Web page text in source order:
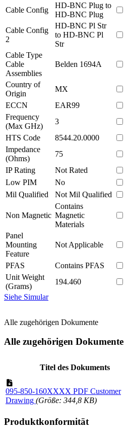
Cable Config
HD-BNC Plug to
HD-BNC Plug
Cable Config
2
HD-BNC Pl Str
to HD-BNC Pl
Str
Cable Type
Cable
Assemblies
Belden 1694A
Country of
Origin
MX
ECCN
EAR99
Frequency
(Max GHz)
3
HTS Code
8544.20.0000
Impedance
(Ohms)
75
IP Rating
Not Rated
Low PIM
No
Mil Qualified
Not Mil Qualified
Non Magnetic
Contains
Magnetic
Materials
Panel
Mounting
Feature
Not Applicable
PFAS
Contains PFAS
Unit Weight
(Grams)
194.460
Siehe Simular
Alle zugehörigen Dokumente
Alle zugehörigen Dokumente
Titel des Dokuments
095-850-160XXXX PDF Customer
Drawing (Größe: 344,8 KB)
Produktkonformität